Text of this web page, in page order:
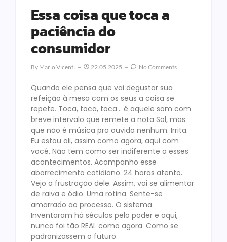
Essa coisa que toca a
paciência do
consumidor
By Mario Vicenti 22.05.2025 No Comments
Quando ele pensa que vai degustar sua
refeição à mesa com os seus a coisa se
repete. Toca, toca, toca… é aquele som com
breve intervalo que remete a nota Sol, mas
que não é música pra ouvido nenhum. Irrita.
Eu estou ali, assim como agora, aqui com
você. Não tem como ser indiferente a esses
acontecimentos. Acompanho esse
aborrecimento cotidiano. 24 horas atento.
Vejo a frustração dele. Assim, vai se alimentar
de raiva e ódio. Uma rotina. Sente-se
amarrado ao processo. O sistema.
Inventaram há séculos pelo poder e aqui,
nunca foi tão REAL como agora. Como se
padronizassem o futuro.